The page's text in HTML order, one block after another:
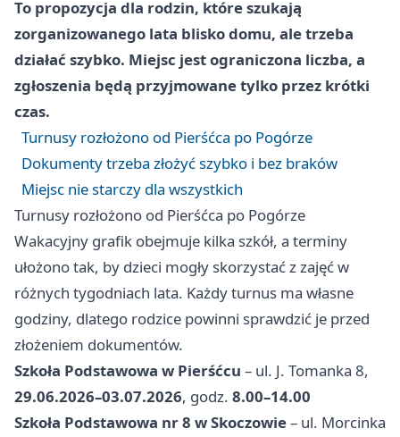
To propozycja dla rodzin, które szukają
zorganizowanego lata blisko domu, ale trzeba
działać szybko. Miejsc jest ograniczona liczba, a
zgłoszenia będą przyjmowane tylko przez krótki
czas.
Turnusy rozłożono od Pierśćca po Pogórze
Dokumenty trzeba złożyć szybko i bez braków
Miejsc nie starczy dla wszystkich
Turnusy rozłożono od Pierśćca po Pogórze
Wakacyjny grafik obejmuje kilka szkół, a terminy
ułożono tak, by dzieci mogły skorzystać z zajęć w
różnych tygodniach lata. Każdy turnus ma własne
godziny, dlatego rodzice powinni sprawdzić je przed
złożeniem dokumentów.
Szkoła Podstawowa w Pierśćcu – ul. J. Tomanka 8,
29.06.2026–03.07.2026, godz. 8.00–14.00
Szkoła Podstawowa nr 8 w Skoczowie– ul. Morcinka